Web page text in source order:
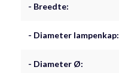
- Breedte:
- Diameter lampenkap:
- Diameter Ø: